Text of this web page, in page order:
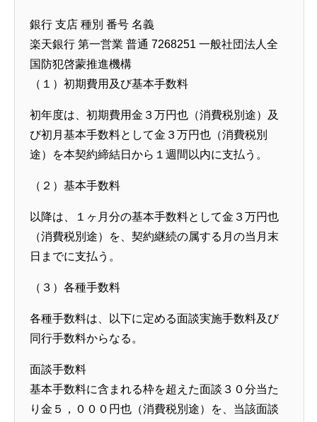
銀行 支店 種別 番号 名義
楽天銀行 第一営業 普通 7268251 一般社団法人全
国防犯啓蒙推進機構
（１）初期費用及び基本手数料
初年度は、初期費用金３万円也（消費税別途）及
び初月基本手数料として金３万円也（消費税別
途）を本契約締結日から１週間以内に支払う。
（２）基本手数料
以降は、１ヶ月分の基本手数料として金３万円也
（消費税別途）を、契約継続の属する月の当月末
日までに支払う。
（３）各種手数料
各種手数料は、以下に定める面談実施手数料及び
同行手数料からなる。
面談手数料
基本手数料に含まれる枠を超えた面談３０分当た
り金５，０００円也（消費税別途）を、当該面談